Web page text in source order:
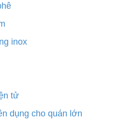
inox
tử
dụng cho quán lớn